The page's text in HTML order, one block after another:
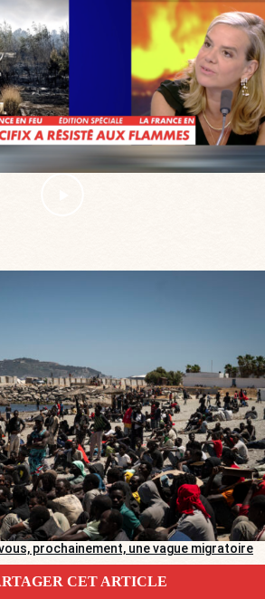
prochainement, une vague migratoire
CET ARTICLE